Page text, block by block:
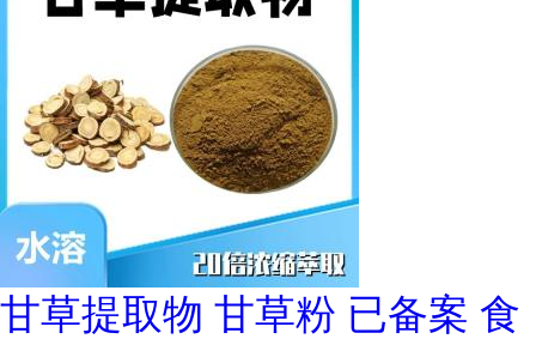
甘草提取物 甘草粉 已备案 食